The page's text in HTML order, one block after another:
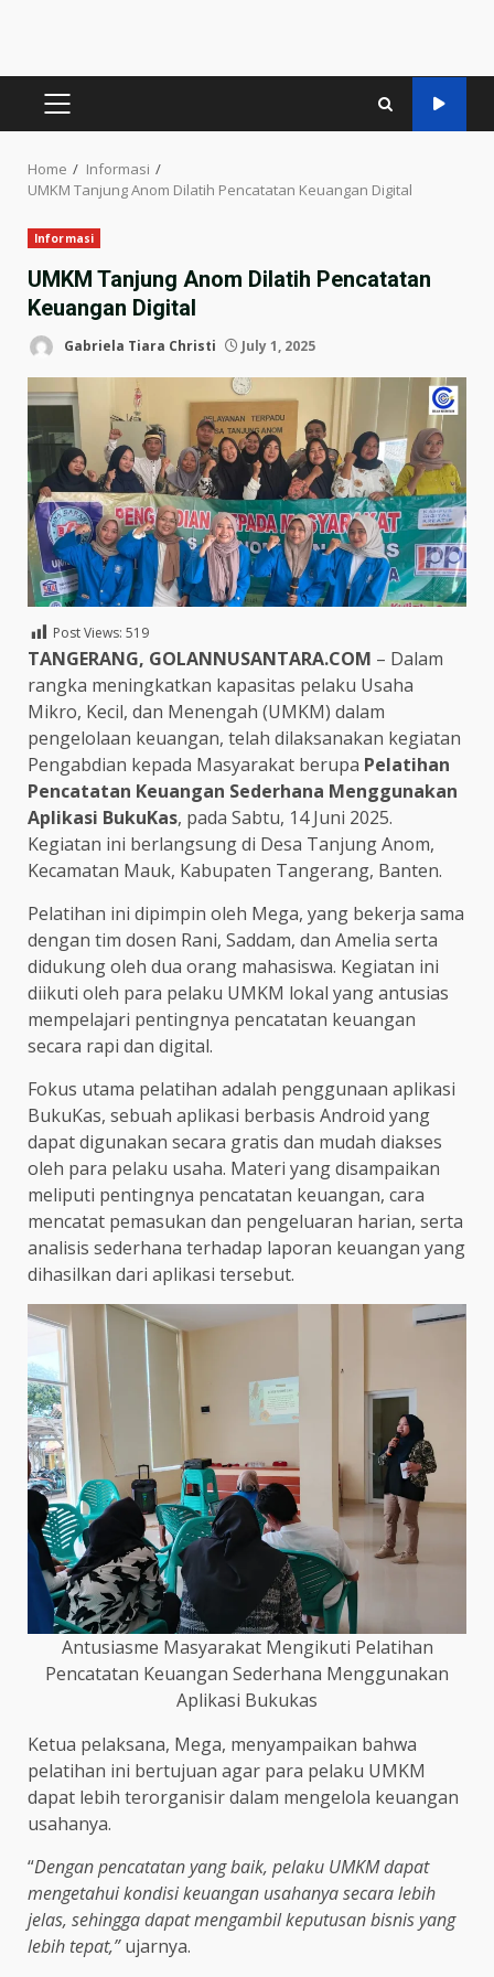
PRIMARY
Home
Informasi
UMKM Tanjung Anom Dilatih Pencatatan Keuangan Digital
Informasi
UMKM Tanjung Anom Dilatih Pencatatan
Keuangan Digital
Gabriela Tiara Christi July 1, 2025
Post Views: 519
TANGERANG, GOLANNUSANTARA.COM – Dalam
rangka meningkatkan kapasitas pelaku Usaha
Mikro, Kecil, dan Menengah (UMKM) dalam
pengelolaan keuangan, telah dilaksanakan kegiatan
Pengabdian kepada Masyarakat berupa Pelatihan
Pencatatan Keuangan Sederhana Menggunakan
Aplikasi BukuKas, pada Sabtu, 14 Juni 2025.
Kegiatan ini berlangsung di Desa Tanjung Anom,
Kecamatan Mauk, Kabupaten Tangerang, Banten.
Pelatihan ini dipimpin oleh Mega, yang bekerja sama
dengan tim dosen Rani, Saddam, dan Amelia serta
didukung oleh dua orang mahasiswa. Kegiatan ini
diikuti oleh para pelaku UMKM lokal yang antusias
mempelajari pentingnya pencatatan keuangan
secara rapi dan digital.
Fokus utama pelatihan adalah penggunaan aplikasi
BukuKas, sebuah aplikasi berbasis Android yang
dapat digunakan secara gratis dan mudah diakses
oleh para pelaku usaha. Materi yang disampaikan
meliputi pentingnya pencatatan keuangan, cara
mencatat pemasukan dan pengeluaran harian, serta
analisis sederhana terhadap laporan keuangan yang
dihasilkan dari aplikasi tersebut.
Antusiasme Masyarakat Mengikuti Pelatihan
Pencatatan Keuangan Sederhana Menggunakan
Aplikasi Bukukas
Ketua pelaksana, Mega, menyampaikan bahwa
pelatihan ini bertujuan agar para pelaku UMKM
dapat lebih terorganisir dalam mengelola keuangan
usahanya.
“Dengan pencatatan yang baik, pelaku UMKM dapat
mengetahui kondisi keuangan usahanya secara lebih
jelas, sehingga dapat mengambil keputusan bisnis yang
lebih tepat,”ujarnya.